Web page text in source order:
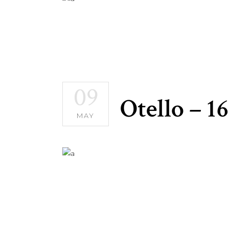
09
MAY Otello –